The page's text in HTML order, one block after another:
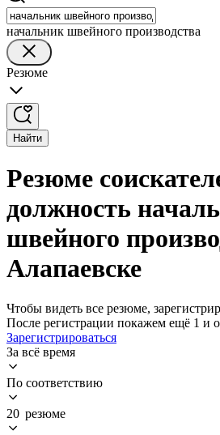
начальник швейного производства
Резюме
Найти
Резюме
должность
швейного
Алапаевске
Чтобы видеть все резюме,
После регистрации покажем ещё 1 и
Зарегистрироваться
За всё время
По соответствию
20 резюме